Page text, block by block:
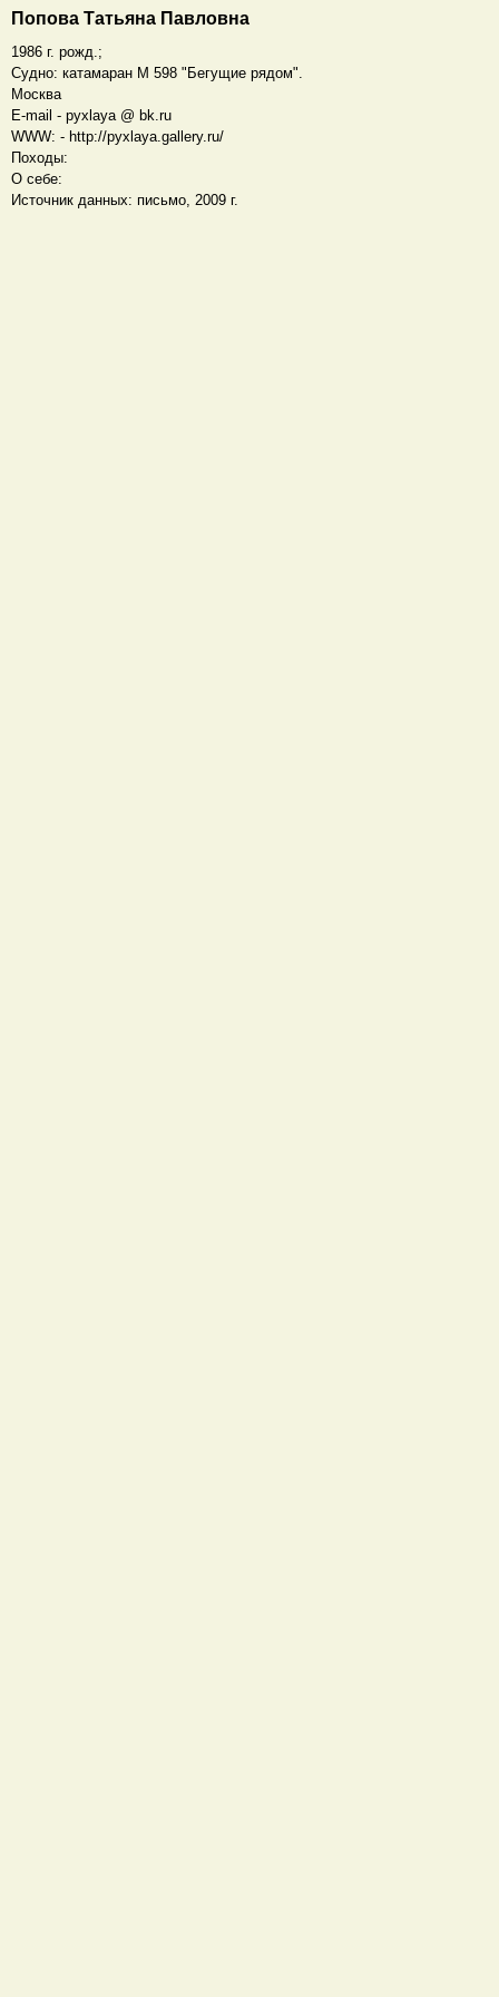
Попова Татьяна Павловна
1986 г. рожд.;
Судно: катамаран М 598 "Бегущие рядом".
Москва
E-mail - pyxlaya @ bk.ru
WWW: - http://pyxlaya.gallery.ru/
Походы:
О себе:
Источник данных: письмо, 2009 г.